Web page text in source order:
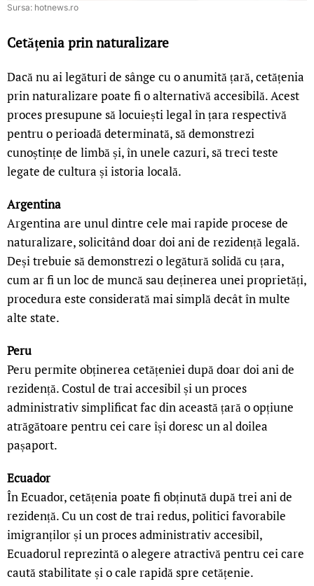
Sursa: hotnews.ro
Cetățenia prin naturalizare
Dacă nu ai legături de sânge cu o anumită țară, cetățenia
prin naturalizare poate fi o alternativă accesibilă. Acest
proces presupune să locuiești legal în țara respectivă
pentru o perioadă determinată, să demonstrezi
cunoștințe de limbă și, în unele cazuri, să treci teste
legate de cultura și istoria locală.
Argentina
Argentina are unul dintre cele mai rapide procese de
naturalizare, solicitând doar doi ani de rezidență legală.
Deși trebuie să demonstrezi o legătură solidă cu țara,
cum ar fi un loc de muncă sau deținerea unei proprietăți,
procedura este considerată mai simplă decât în multe
alte state.
Peru
Peru permite obținerea cetățeniei după doar doi ani de
rezidență. Costul de trai accesibil și un proces
administrativ simplificat fac din această țară o opțiune
atrăgătoare pentru cei care își doresc un al doilea
pașaport.
Ecuador
În Ecuador, cetățenia poate fi obținută după trei ani de
rezidență. Cu un cost de trai redus, politici favorabile
imigranților și un proces administrativ accesibil,
Ecuadorul reprezintă o alegere atractivă pentru cei care
caută stabilitate și o cale rapidă spre cetățenie.